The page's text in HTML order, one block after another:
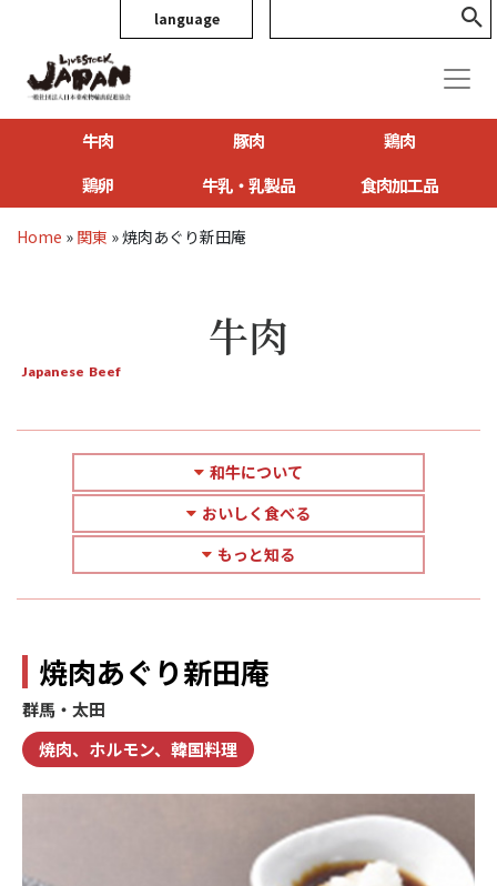
language
牛肉 豚肉
鶏肉
鶏卵
牛乳・乳製品 食肉加工品
Home » 関東 »焼肉あぐり新田庵
牛肉
Japanese Beef
和牛について
おいしく食べる
もっと知る
焼肉あぐり新田庵
群馬・太田
焼肉、ホルモン、韓国料理